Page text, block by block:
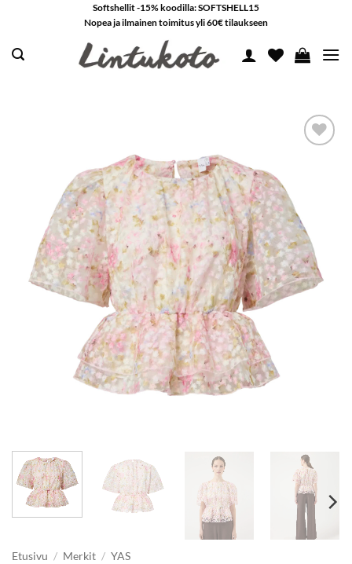
content
Softshellit -15% koodilla: SOFTSHELL15
Nopea ja ilmainen toimitus yli 60€ tilaukseen
SUOSIKKEIHIN
Etusivu / Merkit / YAS